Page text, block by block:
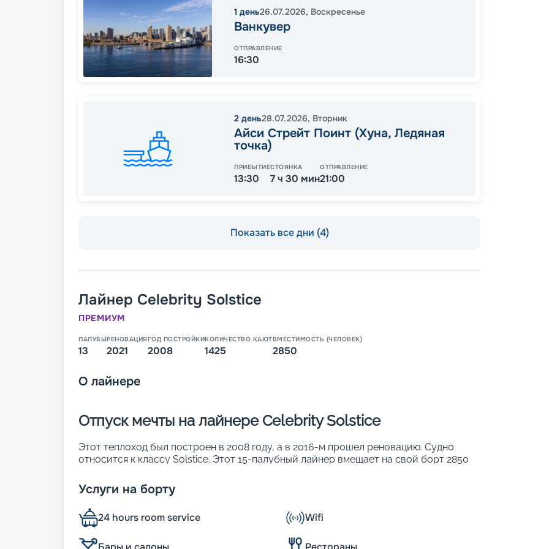
1 день26.07.2026, Воскресенье
Ванкувер
ОТПРАВЛЕНИЕ
16:30
2 день28.07.2026, Вторник
Айси Стрейт Поинт (Хуна, Ледяная
точка)
ПРИБЫТИЕ
13:30
СТОЯНКА
7 ч 30 мин
ОТПРАВЛЕНИЕ
21:00
Показать все дни (4)
Лайнер Celebrity Solstice
ПРЕМИУМ
ПАЛУБЫ
13
РЕНОВАЦИЯ
2021
ГОД ПОСТРОЙКИ
2008
КОЛИЧЕСТВО КАЮТ
1425
ВМЕСТИМОСТЬ (ЧЕЛОВЕК)
2850
О лайнере
Отпуск мечты на лайнере Celebrity Solstice
Этот теплоход был построен в 2008 году, а в 2016-м прошел реновацию. Судно
относится к классу Solstice. Этот 15-палубный лайнер вмещает на свой борт 2850
ждет:
• первая в мире травяная лужайка на верхней палубе судна;
• улучшенные условия размещения в каютах;
• большой выбор ресторанов и баров;
Услуги на борту
24 hours room service Wifi